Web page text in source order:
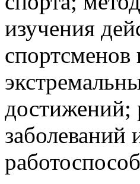
изучения
достижений;